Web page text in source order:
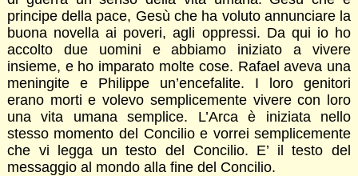
principe della pace, Gesù che ha voluto annunciare la
buona novella ai poveri, agli oppressi. Da qui io ho
accolto due uomini e abbiamo iniziato a vivere
insieme, e ho imparato molte cose. Rafael aveva una
meningite e Philippe un’encefalite. I loro genitori
erano morti e volevo semplicemente vivere con loro
una vita umana semplice. L’Arca è iniziata nello
stesso momento del Concilio e vorrei semplicemente
che vi legga un testo del Concilio. E’ il testo del
messaggio al mondo alla fine del Concilio.